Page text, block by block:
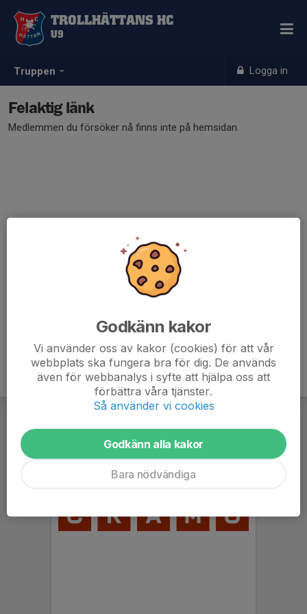
Truppen Logga in
TROLLHÄTTANS HC
U9
Felaktig länk
Medlemmen du försöker nå finns inte på hemsidan.
Godkänn kakor
Vi använder oss av kakor (cookies) för att vår
webbplats ska fungera bra för dig. De används
även för webbanalys i syfte att hjälpa oss att
förbättra våra tjänster.
Så använder vi cookies
Godkänn alla kakor
Bara nödvändiga